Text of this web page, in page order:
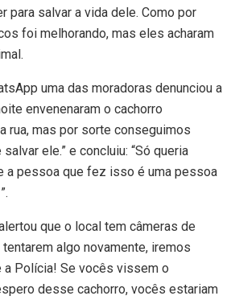
para salvar a vida dele. Como por
foi melhorando, mas eles acharam
uma das moradoras denunciou a
envenenaram o cachorro
rua, mas por sorte conseguimos
ele.” e concluiu: “Só queria
a pessoa que fez isso é uma pessoa
que o local tem câmeras de
tentarem algo novamente, iremos
a Polícia! Se vocês vissem o
desse cachorro, vocês estariam